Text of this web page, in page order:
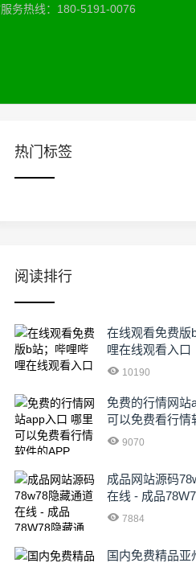
务热线：180-5191-0076
热门标签
阅读排行
在线观看免费版
哩在线观看入口
10190
免费的行情网站
可以免费看行情
9070
成品网站源码
在线 - 成品
农业数字化,为
7884
国内免费精品亚